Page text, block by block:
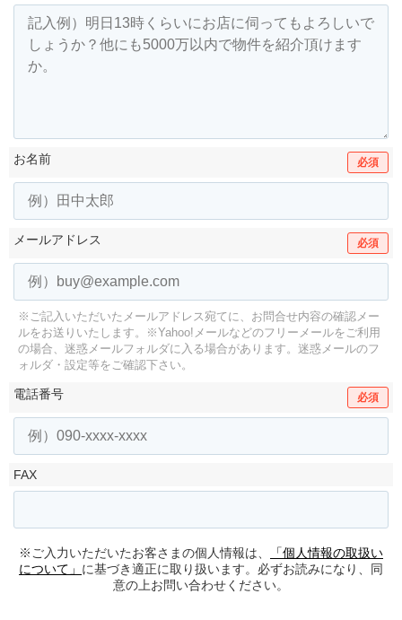
お名前 必須
メールアドレス 必須
※ご記入いただいたメールアドレス宛てに、お問合せ内容の確認メー
ルをお送りいたします。
※Yahoo!メールなどのフリーメールをご利用
の場合、迷惑メールフォルダに入る場合があります。 迷惑メールのフ
ォルダ・設定等をご確認下さい。
電話番号 必須
FAX
※ご入力いただいたお客さまの個人情報は、
「個人情報の取扱い
について」 に基づき適正に取り扱います。必ずお読みになり、同
意の上お問い合わせください。